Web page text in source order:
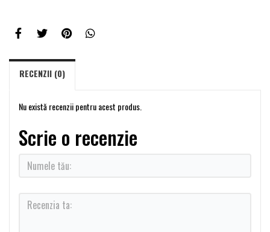
RECENZII (0)
Nu există recenzii pentru acest produs.
Scrie o recenzie